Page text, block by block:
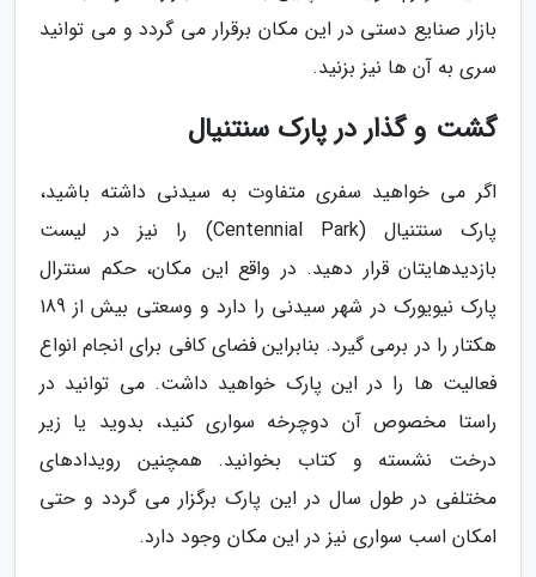
بازار صنایع دستی در این مکان برقرار می گردد و می توانید
سری به آن ها نیز بزنید.
گشت و گذار در پارک سنتنیال
اگر می خواهید سفری متفاوت به سیدنی داشته باشید،
پارک سنتنیال (Centennial Park) را نیز در لیست
بازدیدهایتان قرار دهید. در واقع این مکان، حکم سنترال
پارک نیویورک در شهر سیدنی را دارد و وسعتی بیش از 189
هکتار را در برمی گیرد. بنابراین فضای کافی برای انجام انواع
فعالیت ها را در این پارک خواهید داشت. می توانید در
راستا مخصوص آن دوچرخه سواری کنید، بدوید یا زیر
درخت نشسته و کتاب بخوانید. همچنین رویدادهای
مختلفی در طول سال در این پارک برگزار می گردد و حتی
امکان اسب سواری نیز در این مکان وجود دارد.